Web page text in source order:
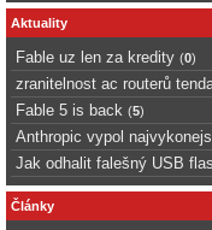
Aktuality
Fable uz len za kredity (0)
zranitelnost ac routerů
Fable 5 is back (5)
Anthropic vypol
Jak odhalit falešný USB
Články